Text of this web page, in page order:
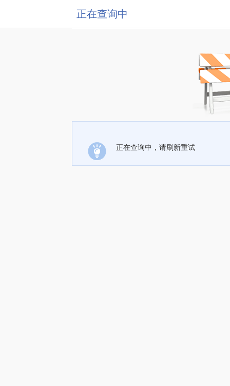
正在查询中
正在查询中，请刷新重试